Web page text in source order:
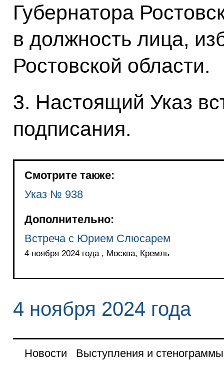
Губернатора
в должность лица,
Ростовской области.
3. Настоящий Указ
подписания.
Смотрите также:
Указ № 938
Дополнительно:
Встреча с Юрием Слюсарем
4 ноября 2024 года , Москва, Кремль
4 ноября 2024 года
Новости
Выступления и стенограммы